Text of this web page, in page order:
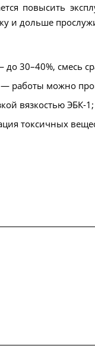
повысить
и дольше
30–40%, смесь
работы можно
вязкостью ЭБК-1;
токсичных